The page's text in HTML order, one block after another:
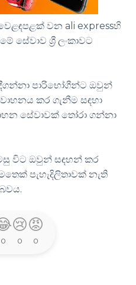
වන ali expressහි
සේවාව ශ්‍රී ලංකාවට
පාරිභෝගීන්ට ඔවුන්
කර ගැනීම සඳහා
සේවාවක් තෝරා ගන්නා
විට ඔවුන් සඳහන් කර
පැහැදිලිතාවක් නැති
0
😢
0
😡
0